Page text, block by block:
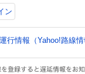
ン
行情報（Yahoo!路線情